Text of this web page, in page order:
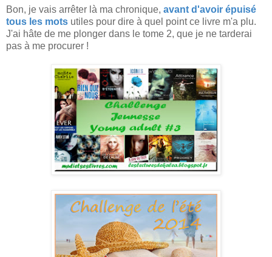
Bon, je vais arrêter là ma chronique, avant d'avoir épuisé
tous les mots utiles pour dire à quel point ce livre m'a plu.
J'ai hâte de me plonger dans le tome 2, que je ne tarderai
pas à me procurer !